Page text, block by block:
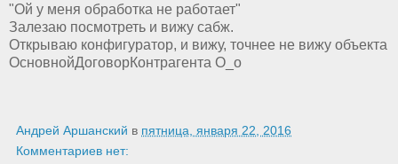
"Ой у меня обработка не работает"
Залезаю посмотреть и вижу сабж.
Открываю конфигуратор, и вижу, точнее не вижу объекта
ОсновнойДоговорКонтрагента О_о
Андрей Аршанский в пятница, января 22, 2016
Комментариев нет: